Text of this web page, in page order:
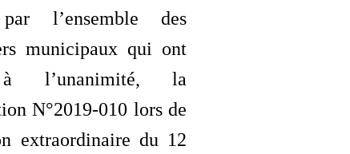
l’ensemble des
municipaux qui ont
l’unanimité, la
N°2019-010 lors de
extraordinaire du 12